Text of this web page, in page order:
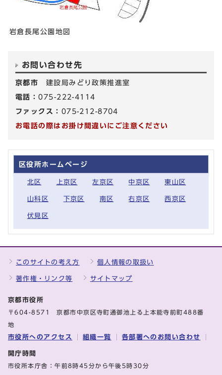
岩倉長尾公園地図
お問い合わせ先
京都市 建設局みどり政策推進室
電話：075-222-4114
ファックス： 075-212-8704
お電話の際はお掛け間違いにご注意ください
区役所ホームページ
北区 上京区 左京区 中京区 東山区
山科区 下京区 南区 右京区 西京区
伏見区
このサイトの考え方 個人情報の取扱い
著作権・リンク等 サイトマップ
京都市役所
〒604-8571 京都市中京区寺町通御池上る上本能寺前町488番
地
市役所へのアクセス 組織一覧 各部署へのお問い合わせ
開庁時間
市役所本庁舎：午前8時45分から午後5時30分